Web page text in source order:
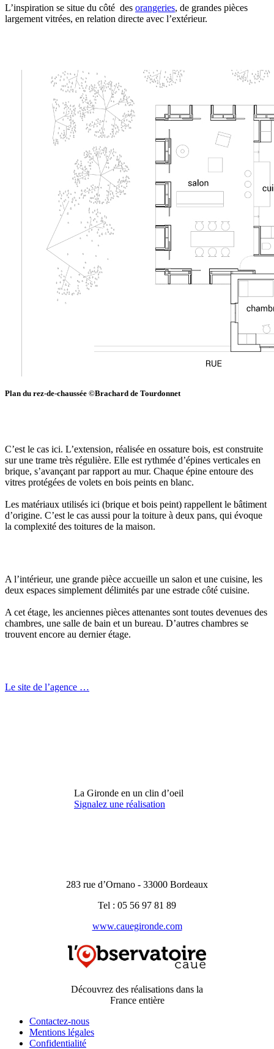
L’inspiration se situe du côté des orangeries, de grandes pièces
largement vitrées, en relation directe avec l’extérieur.
Plan du rez-de-chaussée ©Brachard de Tourdonnet
C’est le cas ici. L’extension, réalisée en ossature bois, est construite
sur une trame très régulière. Elle est rythmée d’épines verticales en
brique, s’avançant par rapport au mur. Chaque épine entoure des
vitres protégées de volets en bois peints en blanc.
Les matériaux utilisés ici (brique et bois peint) rappellent le bâtiment
d’origine. C’est le cas aussi pour la toiture à deux pans, qui évoque
la complexité des toitures de la maison.
A l’intérieur, une grande pièce accueille un salon et une cuisine, les
deux espaces simplement délimités par une estrade côté cuisine.
A cet étage, les anciennes pièces attenantes sont toutes devenues des
chambres, une salle de bain et un bureau. D’autres chambres se
trouvent encore au dernier étage.
Le site de l’agence …
La Gironde en un clin d’oeil
Signalez une réalisation
283 rue d’Ornano - 33000 Bordeaux
Tel : 05 56 97 81 89
www.cauegironde.com
Découvrez des réalisations dans la
France entière
Contactez-nous
Mentions légales
Confidentialité